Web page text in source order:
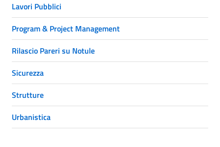
Lavori Pubblici
Program & Project Management
Rilascio Pareri su Notule
Sicurezza
Strutture
Urbanistica